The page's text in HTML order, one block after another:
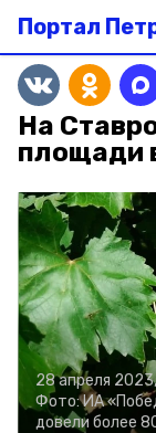
Портал
На
площади
28 апреля
Фото:ИА
довели более